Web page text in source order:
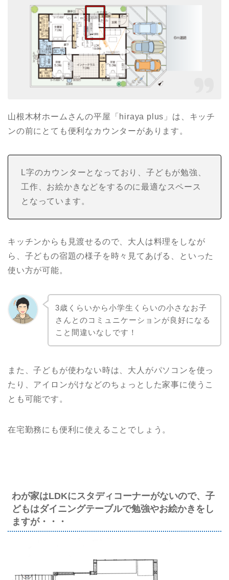
山根木材ホームさんの平屋「hiraya plus」は、キッチ
ンの前にとても便利なカウンターがあります。
L字のカウンターとなっており、子どもが勉強、
工作、お絵かきなどをするのに最適なスペース
となっています。
キッチンからも見渡せるので、大人は料理をしなが
ら、子どもの宿題の様子を時々見てあげる、といった
使い方が可能。
3歳くらいから小学生くらいの小さなお子
さんとのコミュニケーションが良好になる
こと間違いなしです！
また、子どもが使わない時は、大人がパソコンを使っ
たり、アイロンがけなどのちょっとした家事に使うこ
とも可能です。
在宅勤務にも便利に使えることでしょう。
わが家はLDKにスタディコーナーがないので、子
どもはダイニングテーブルで勉強やお絵かきをし
ますが・・・